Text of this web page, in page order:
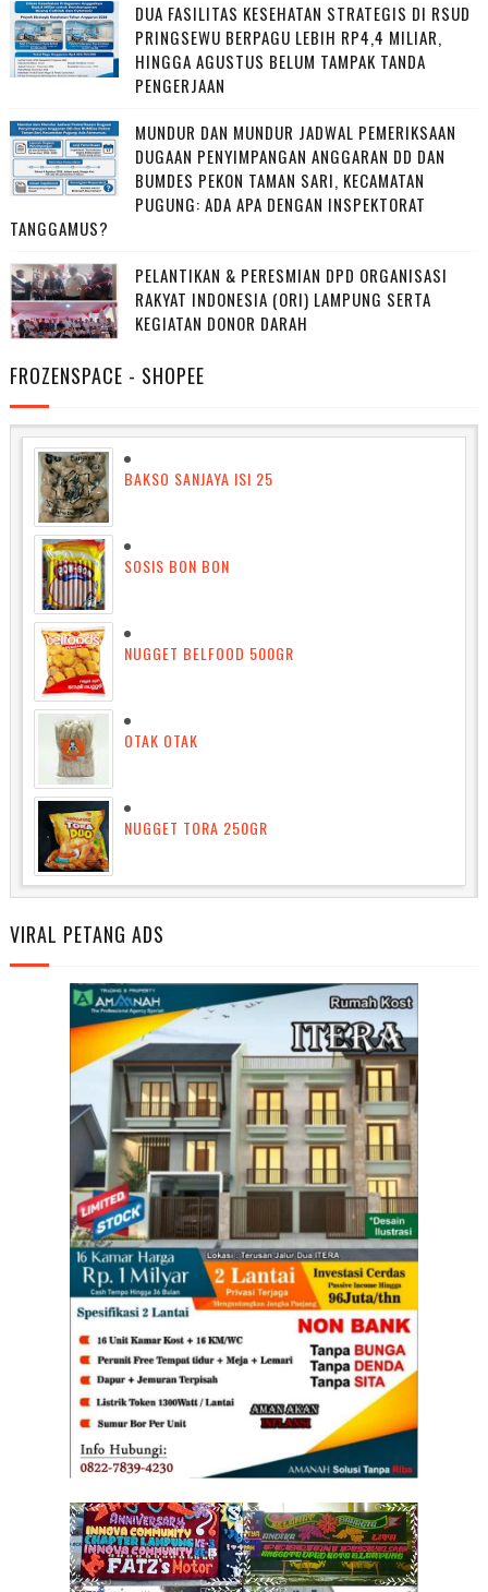
DUA FASILITAS KESEHATAN STRATEGIS DI RSUD
PRINGSEWU BERPAGU LEBIH RP4,4 MILIAR,
HINGGA AGUSTUS BELUM TAMPAK TANDA
PENGERJAAN
MUNDUR DAN MUNDUR JADWAL PEMERIKSAAN
DUGAAN PENYIMPANGAN ANGGARAN DD DAN
BUMDES PEKON TAMAN SARI, KECAMATAN
PUGUNG: ADA APA DENGAN INSPEKTORAT
TANGGAMUS?
PELANTIKAN & PERESMIAN DPD ORGANISASI
RAKYAT INDONESIA (ORI) LAMPUNG SERTA
KEGIATAN DONOR DARAH
FROZENSPACE - SHOPEE
BAKSO SANJAYA ISI 25
SOSIS BON BON
NUGGET BELFOOD 500GR
OTAK OTAK
NUGGET TORA 250GR
VIRAL PETANG ADS